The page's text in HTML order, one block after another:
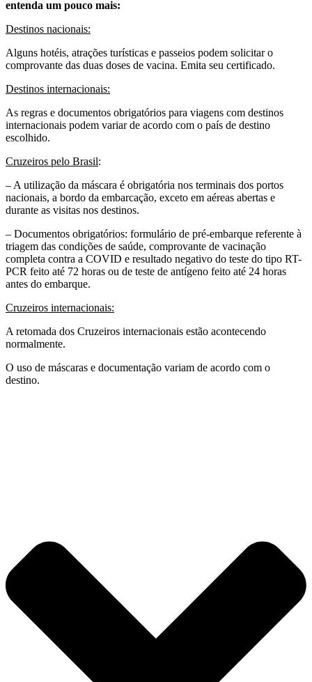
entenda um pouco mais:
Destinos nacionais:
Alguns hotéis, atrações turísticas e passeios podem solicitar o
comprovante das duas doses de vacina. Emita seu certificado.
Destinos internacionais:
As regras e documentos obrigatórios para viagens com destinos
internacionais podem variar de acordo com o país de destino
escolhido.
Cruzeiros pelo Brasil:
– A utilização da máscara é obrigatória nos terminais dos portos
nacionais, a bordo da embarcação, exceto em aéreas abertas e
durante as visitas nos destinos.
– Documentos obrigatórios: formulário de pré-embarque referente à
triagem das condições de saúde, comprovante de vacinação
completa contra a COVID e resultado negativo do teste do tipo RT-
PCR feito até 72 horas ou de teste de antígeno feito até 24 horas
antes do embarque.
Cruzeiros internacionais:
A retomada dos Cruzeiros internacionais estão acontecendo
normalmente.
O uso de máscaras e documentação variam de acordo com o
destino.